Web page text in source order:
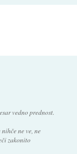
vedno prednost.
ne ve, ne
zakonito